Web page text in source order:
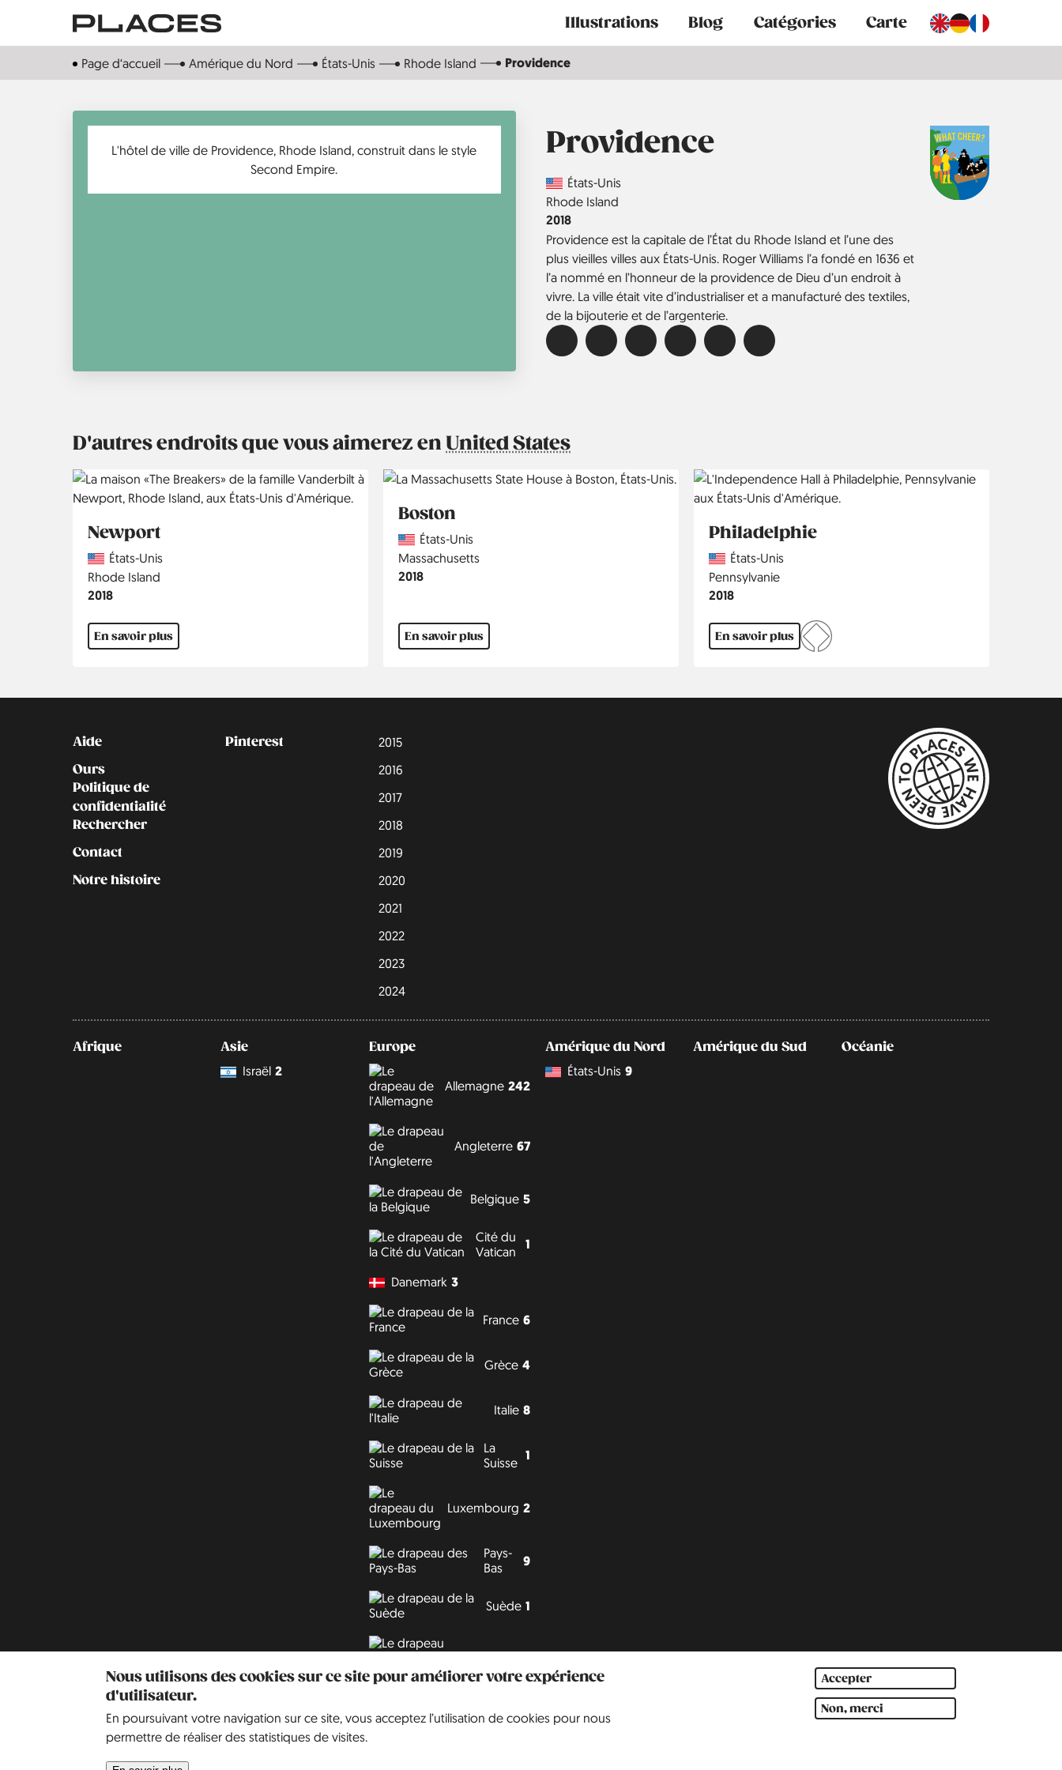
Nous utilisons des cookies sur ce site pour améliorer votre expérience
d'utilisateur.
En poursuivant votre navigation sur ce site, vous acceptez l’utilisation de cookies pour nous
permettre de réaliser des statistiques de visites.
Accepter
Non, merci
contenu
Main
navigation
Illustrations Blog Catégories Carte
Page d‘accueil Amérique du Nord États-Unis Rhode Island Providence
Providence
CountryÉtats-Unis
Région
Rhode Island
Année
2018
Providence est la capitale de l’État du Rhode Island et l’une des
plus vieilles villes aux États-Unis. Roger Williams l’a fondé en 1636 et
l’a nommé en l’honneur de la providence de Dieu d’un endroit à
vivre. La ville était vite d’industrialiser et a manufacturé des textiles,
de la bijouterie et de l’argenterie.
D'autres endroits que vous aimerez en United States
Newport
CountryÉtats-Unis
Région
Rhode Island
Année
2018
En savoir plus
Boston
CountryÉtats-Unis
Région
Massachusetts
Année
2018
En savoir plus
Philadelphie
CountryÉtats-Unis
Région
Pennsylvanie
Année
2018
En savoir plus
Kontakt
Aide
Ours
Politique de
confidentialité
Rechercher
Contact
Notre histoire
Social
Pinterest
2015
2016
2017
2018
2019
2020
2021
2022
2023
2024
Afrique
Asie
Israël 2
Europe
Allemagne 242
Angleterre 67
Belgique 5
Cité du
Vatican
1
Danemark 3
France 6
Grèce 4
Italie 8
La
Suisse 1
Luxembourg 2
Pays-
Bas
9
Suède 1
Amérique du Nord
États-Unis 9
Amérique du Sud Océanie
Philipp J. Conrad Creative Commons: BY, NC, DA